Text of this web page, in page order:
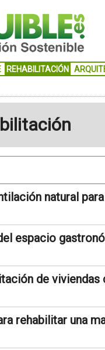
REHABILITACIÓN
natural
espacio
de
rehabilitar una